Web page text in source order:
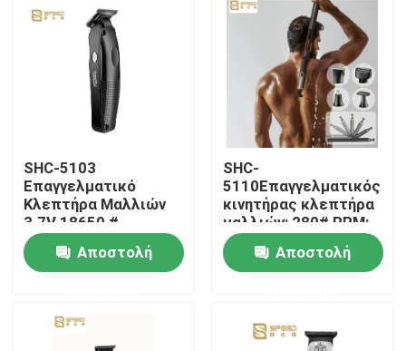
Αρχική Σελίδα
Εμφάνιση VR
SHC-5103
Επαγγελματικό
Κλεπτήρα Μαλλιών
3.7V 18650 #
1200mAh μπαταρία
λιθίου 3CR13
ανοξείδωτο σίδηρο
Αποστολή
SHC-
5110Επαγγελματικός
κινητήρας κλεπτήρα
μαλλιών: 280# RPM:
7000 1400mAh
μπαταρία λιθίου
Αποστολή